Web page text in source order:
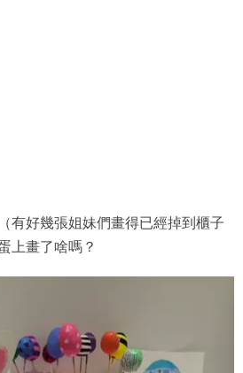
有好幾張姐妹們畫得已經掉到櫃子
上畫了啥嗎？